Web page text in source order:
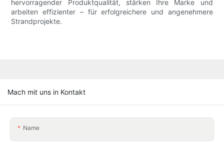
hervorragender Produktqualität, stärken Ihre Marke und
arbeiten effizienter – für erfolgreichere und angenehmere
Strandprojekte.
Mach mit uns in Kontakt
Name